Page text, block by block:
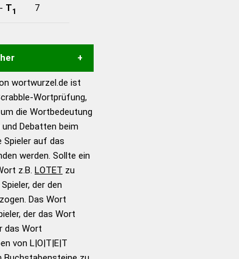
- T1 7
semantischen
zu
Wortform, um die
Spiel zu
in 12
und gutes
wortwurzel.de ist
Wortprüfung,
die Wortbedeutung
Debatten beim
Spieler auf das
werden. Sollte ein
z.B. LOTET zu
der den
Das Wort
der das Wort
das Wort
von L|O|T|E|T